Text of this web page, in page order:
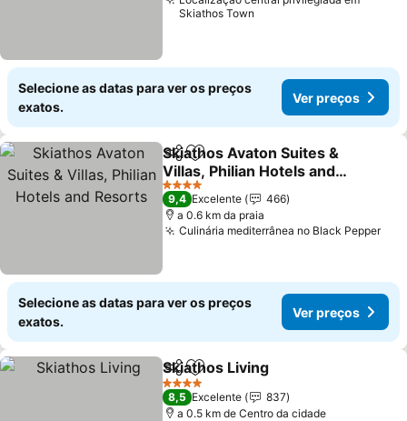
Skiathos Town
Selecione as datas para ver os preços
exatos.
Ver preços
PartilharAdicionar aos favoritos
Skiathos Avaton Suites &
Villas, Philian Hotels and
Resorts
4 Estrelas
9,4 Excelente
466
a 0.6 km da praia
Culinária mediterrânea no Black Pepper
Selecione as datas para ver os preços
exatos.
Ver preços
PartilharAdicionar aos favoritos
Skiathos Living
4 Estrelas
8,5 Excelente
837
a 0.5 km de Centro da cidade